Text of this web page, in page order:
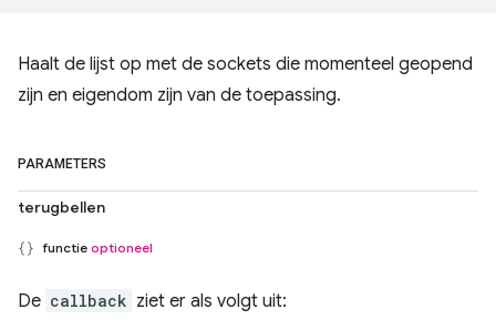
Haalt de lijst op met de sockets die momenteel geopend
zijn en eigendom zijn van de toepassing.
PARAMETERS
terugbellen
functie optioneel
De callback ziet er als volgt uit: